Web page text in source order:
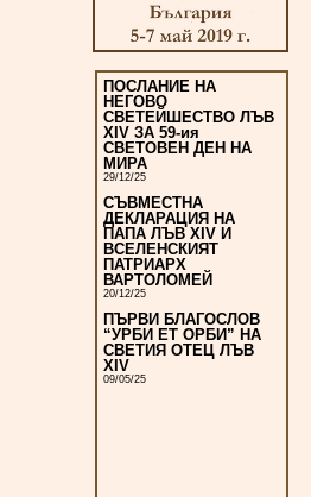
ПОСЛАНИЕ НА
НЕГОВО
СВЕТЕЙШЕСТВО ЛЪВ
XIV ЗА 59-ия
СВЕТОВЕН ДЕН НА
МИРА
29/12/25
СЪВМЕСТНА
ДЕКЛАРАЦИЯ НА
ПАПА ЛЪВ XIV И
ВСЕЛЕНСКИЯТ
ПАТРИАРХ
ВАРТОЛОМЕЙ
20/12/25
ПЪРВИ БЛАГОСЛОВ
“УРБИ ЕТ ОРБИ” НА
СВЕТИЯ ОТЕЦ ЛЪВ
XIV
09/05/25